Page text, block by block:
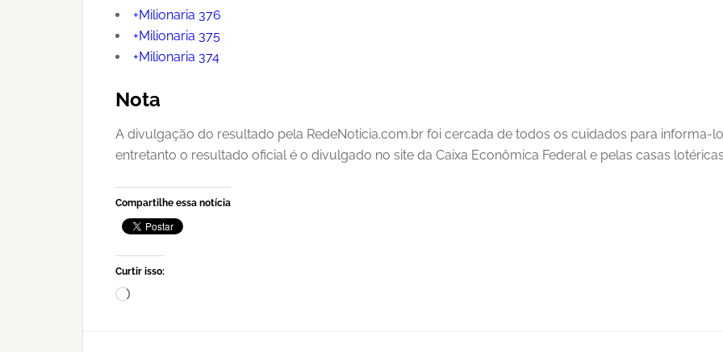
+Milionaria 376
+Milionaria 375
+Milionaria 374
Nota
A divulgação do resultado pela RedeNoticia.com.br foi cercada de todos os cuidados para informa-
entretanto o resultado oficial é o divulgado no site da Caixa Econômica Federal e pelas casas
Compartilhe essa notícia
Curtir isso:
Carregando...